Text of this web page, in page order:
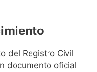
del Registro Civil
documento oficial